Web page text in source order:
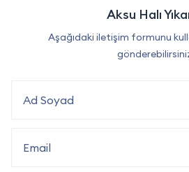
Aksu Halı
Aşağıdaki iletişim formunu